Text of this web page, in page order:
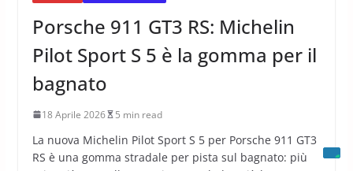
Porsche 911 GT3 RS: Michelin
Pilot Sport S 5 è la gomma per il
bagnato
18 Aprile 2026 5 min read
La nuova Michelin Pilot Sport S 5 per Porsche 911 GT3
RS è una gomma stradale per pista sul bagnato: più